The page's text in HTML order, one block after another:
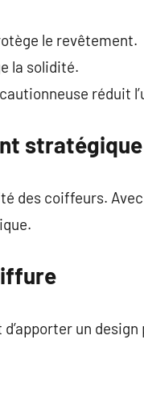
le revêtement.
la solidité.
réduit
stratégique
des coiffeurs.
un